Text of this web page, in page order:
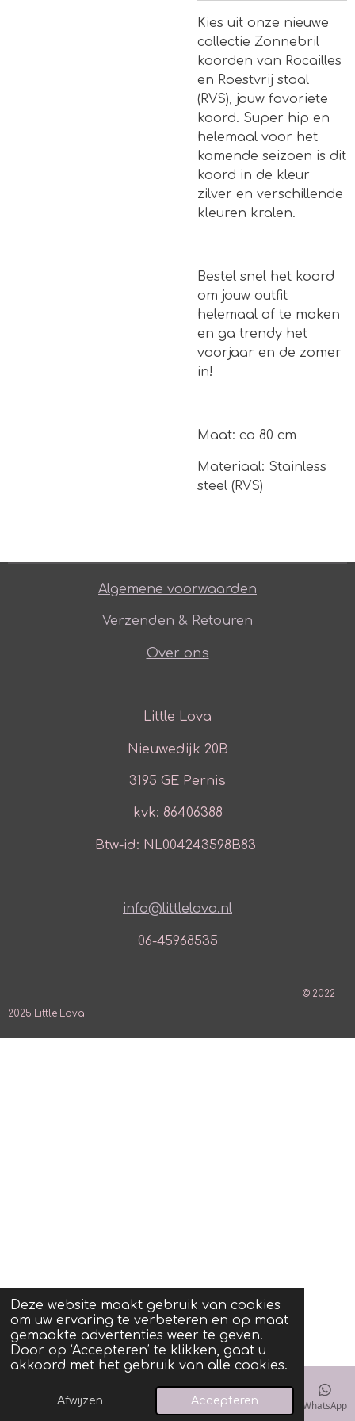
Deze website maakt gebruik van cookies
om uw ervaring te verbeteren en op maat
gemaakte advertenties weer te geven.
Door op ‘Accepteren’ te klikken, gaat u
akkoord met het gebruik van alle cookies.
Afwijzen Accepteren
Kies uit onze nieuwe
collectie Zonnebril
koorden van Rocailles
en Roestvrij staal
(RVS), jouw favoriete
koord. Super hip en
helemaal voor het
komende seizoen is dit
koord in de kleur
zilver en verschillende
kleuren kralen.
Bestel snel het koord
om jouw outfit
helemaal af te maken
en ga trendy het
voorjaar en de zomer
in!
Maat: ca 80 cm
Materiaal: Stainless
steel (RVS)
Algemene voorwaarden
Verzenden & Retouren
Over ons
Little Lova
Nieuwedijk 20B
3195 GE Pernis
kvk: 86406388
Btw-id: NL004243598B83
info@littlelova.nl
06-45968535
© 2022-
2025 Little Lova
E-mailadres WhatsApp